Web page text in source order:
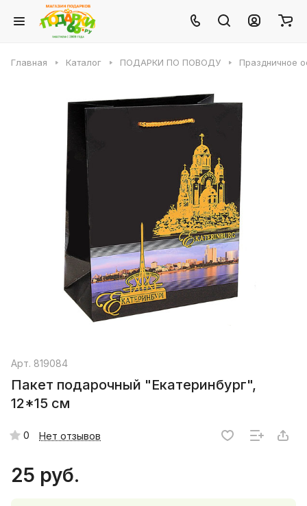
Главная Каталог ПОДАРКИ ПО ПОВОДУ Праздничное
Арт. 819084
Пакет подарочный "Екатеринбург",
12*15 см
0 Нет отзывов
25 руб.